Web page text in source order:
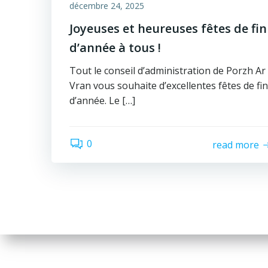
décembre 24, 2025
Joyeuses et heureuses fêtes de fin
d’année à tous !
Tout le conseil d’administration de Porzh Ar
Vran vous souhaite d’excellentes fêtes de fin
d’année. Le […]
0 read more